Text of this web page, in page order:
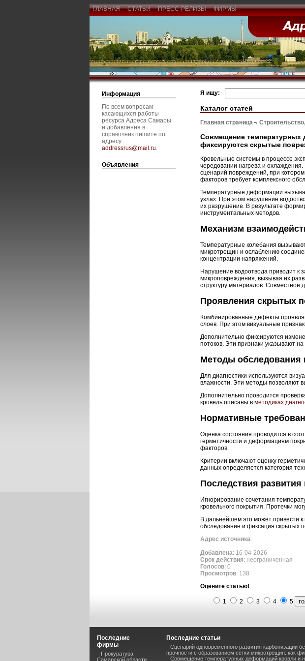
ГЛАВНАЯ СТАТЬИ ПРЕСС-РЕЛИЗЫ ФИРМЫ
Информация
По всем вопросам
касающихся работы
ресурса Адреса Самары
и добавления в
справочник пишите по
адресу
addressrus@mail.ru.
Объявления
Я ищу:
Каталог статей
Главная страница
Совмещение температурных
фиксируются скрытые
Кровельные системы в процессе
чередовании нагрева и
сценарий повреждений, при
факторов требует комплексного
Температурные деформации
узлах. При этом нарушение
их разрушение. В результате
инструментальных методов.
Механизм
Температурные колебания
микротрещин и ослаблению
концентрации напряжений.
Нарушение водоотвода приводит к
микроповреждения, вызывая их
структуру материалов. Совместное
Проявления скрытых
Комбинированные дефекты
слоев. При этом визуальные
Дополнительно фиксируются
потоков. Эти признаки указывают
Методы обследования
Для диагностики используются
влажности. Эти методы позволяют
Дополнительно проводится
кровель описаны в методиках
Нормативные
Оценка состояния проводится в
герметичности и деформациям
факторов.
Критерии включают оценку
данных определяется категория
Последствия
Игнорирование сочетания
кровельного покрытия. Протечки
В дальнейшем это может привести
обследование и фиксация скрытых
Адрес источника:
Добавлена: 16-04-2026
Срок действия: неограниченная
Голосов: 0
Просмотров: 138
Оцените статью!
1 2 3 4 5
Последние
фирмы
Прокуратура
Самарской области
Последние статьи
Сценарий одновременного развития карбонизации
прочности с образованием сетки микротрещин: как
Совмещение температурных деформаций кровли и